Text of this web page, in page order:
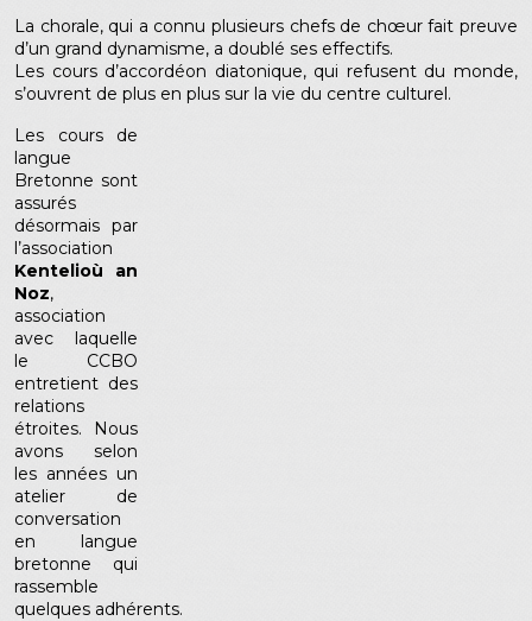
La chorale, qui a connu plusieurs chefs de chœur fait preuve
d’un grand dynamisme, a doublé ses effectifs.
Les cours d’accordéon diatonique, qui refusent du monde,
s’ouvrent de plus en plus sur la vie du centre culturel.
Les cours de
langue
Bretonne sont
assurés
désormais par
l’association
Kentelioù an
Noz,
association
avec laquelle
le CCBO
entretient des
relations
étroites. Nous
avons selon
les années un
atelier de
conversation
en langue
bretonne qui
rassemble
quelques adhérents.